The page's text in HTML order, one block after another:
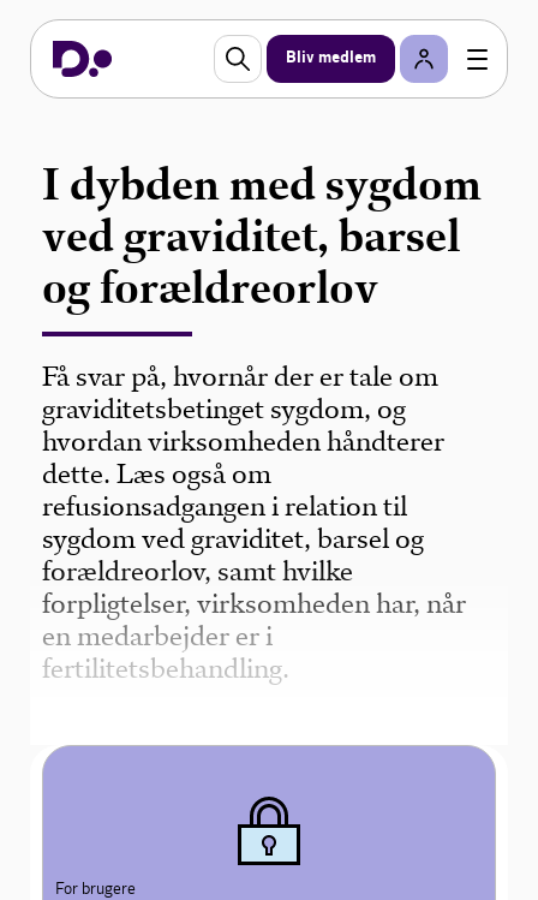
Bliv medlem
I dybden med sygdom
ved graviditet, barsel
og forældreorlov
Få svar på, hvornår der er tale om
graviditetsbetinget sygdom, og
hvordan virksomheden håndterer
dette. Læs også om
refusionsadgangen i relation til
sygdom ved graviditet, barsel og
forældreorlov, samt hvilke
forpligtelser, virksomheden har, når
en medarbejder er i
fertilitetsbehandling.
For brugere